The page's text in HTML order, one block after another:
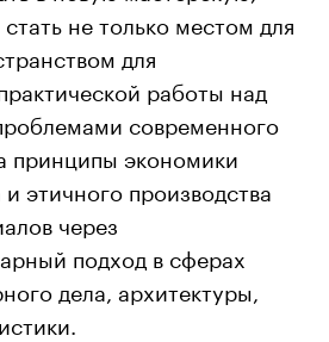
не только местом для
для
работы над
современного
принципы экономики
этичного производства
через
подход в сферах
дела, архитектуры,